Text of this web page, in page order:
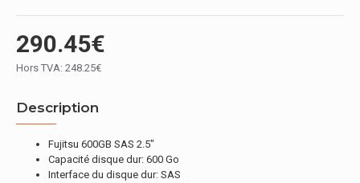
290.45€
Hors TVA: 248.25€
Description
Fujitsu 600GB SAS 2.5"
Capacité disque dur: 600 Go
Interface du disque dur: SAS